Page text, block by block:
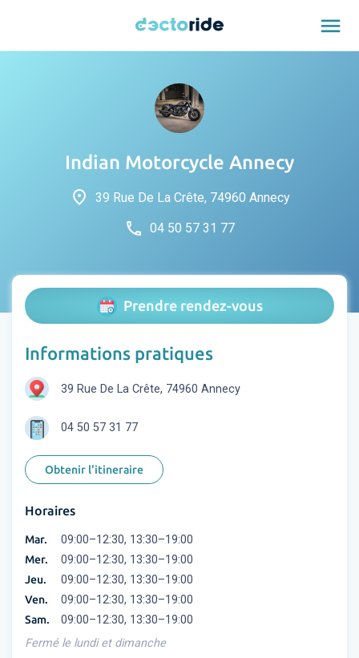
menu
Indian Motorcycle Annecy
place 39 Rue De La Crête, 74960 Annecy
phone 04 50 57 31 77
Prendre rendez-vous
Informations pratiques
39 Rue De La Crête, 74960 Annecy
04 50 57 31 77
Obtenir l'itineraire
Horaires
Mar. 09:00–12:30, 13:30–19:00
Mer. 09:00–12:30, 13:30–19:00
Jeu. 09:00–12:30, 13:30–19:00
Ven. 09:00–12:30, 13:30–19:00
Sam.
09:00–12:30, 13:30–19:00
Fermé le lundi et dimanche